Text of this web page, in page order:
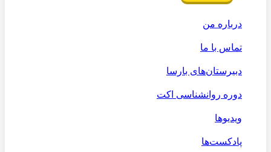
درباره من
تماس با ما
دبیرستان‌های بارسا
دوره روانشناسی اکت
ویدیوها
پادکست‌ها